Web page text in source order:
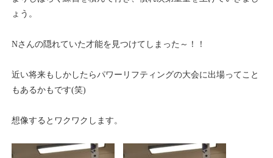
ょう。
Nさんの隠れていた才能を見つけてしまった～！！
近い将来もしかしたらパワーリフティングの大会に出場ってこと
もあるかもです(笑)
想像するとワクワクします。